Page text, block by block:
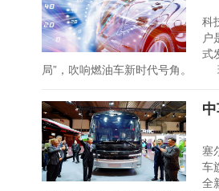
科
户
式
局”，吹响燃油车新时代号角。
塞
车
全